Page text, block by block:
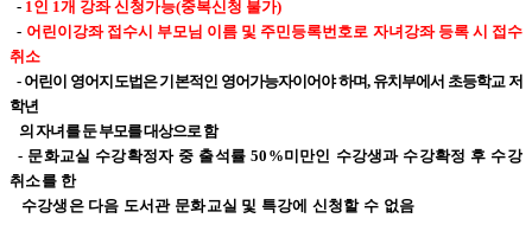
- 1인 1개 강좌 신청가능(중복신청 불가)
- 어린이강좌 접수시 부모님 이름 및 주민등록번호로 자녀강좌 등록 시 접수
취소
- 어린이 영어지도법은 기본적인 영어가능자이어야 하며, 유치부에서 초등학교 저
학년
의 자녀를 둔 부모를 대상으로 함
- 문화교실 수강확정자 중 출석률 50%미만인 수강생과 수강확정 후 수강
취소를 한
수강생은 다음 도서관 문화교실 및 특강에 신청할 수 없음